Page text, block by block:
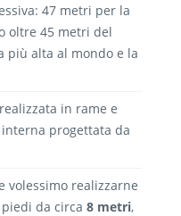
47 metri per la
oltre 45 metri del
più alta al mondo e la
in rame e
progettata da
volessimo realizzarne
da circa 8 metri,